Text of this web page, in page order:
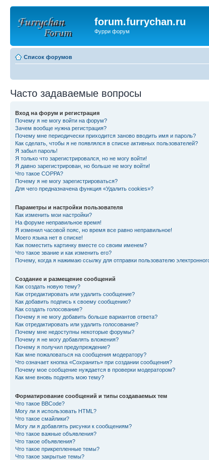
forum.furrychan.ru
Фурри форум
Список форумов
Часто задаваемые вопросы
Вход на форум и регистрация
Почему я не могу войти на форум?
Зачем вообще нужна регистрация?
Почему мне периодически приходится заново вводить имя и пароль?
Как сделать, чтобы я не появлялся в списке активных пользователей?
Я забыл пароль!
Я только что зарегистрировался, но не могу войти!
Я давно зарегистрирован, но больше не могу войти!
Что такое COPPA?
Почему я не могу зарегистрироваться?
Для чего предназначена функция «Удалить cookies»?
Параметры и настройки пользователя
Как изменить мои настройки?
На форуме неправильное время!
Я изменил часовой пояс, но время все равно неправильное!
Моего языка нет в списке!
Как поместить картинку вместе со своим именем?
Что такое звание и как изменить его?
Почему, когда я нажимаю ссылку для отправки пользователю
Создание и размещение сообщений
Как создать новую тему?
Как отредактировать или удалить сообщение?
Как добавить подпись к своему сообщению?
Как создать голосование?
Почему я не могу добавить больше вариантов ответа?
Как отредактировать или удалить голосование?
Почему мне недоступны некоторые форумы?
Почему я не могу добавлять вложения?
Почему я получил предупреждение?
Как мне пожаловаться на сообщения модератору?
Что означает кнопка «Сохранить» при создании сообщения?
Почему мое сообщение нуждается в проверки модератором?
Как мне вновь поднять мою тему?
Форматирование сообщений и типы создаваемых тем
Что такое BBCode?
Могу ли я использовать HTML?
Что такое смайлики?
Могу ли я добавлять рисунки к сообщениям?
Что такое важные объявления?
Что такое объявления?
Что такое прикрепленные темы?
Что такое закрытые темы?